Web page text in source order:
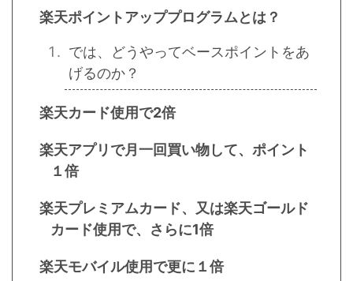
楽天ポイントアッププログラムとは？
では、どうやってベースポイントをあ
げるのか？
楽天カード使用で2倍
楽天アプリで月一回買い物して、ポイント
１倍
楽天プレミアムカード、又は楽天ゴールド
カード使用で、さらに1倍
楽天モバイル使用で更に１倍